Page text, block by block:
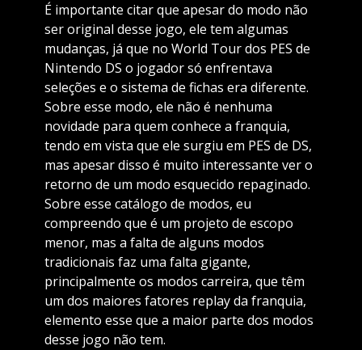
É importante citar que apesar do modo não
ser original desse jogo, ele tem algumas
mudanças, já que no World Tour dos PES de
Nintendo DS o jogador só enfrentava
seleções e o sistema de fichas era diferente.
Sobre esse modo, ele não é nenhuma
novidade para quem conhece a franquia,
tendo em vista que ele surgiu em PES de DS,
mas apesar disso é muito interessante ver o
retorno de um modo esquecido repaginado.
Sobre esse catálogo de modos, eu
compreendo que é um projeto de escopo
menor, mas a falta de alguns modos
tradicionais faz uma falta gigante,
principalmente os modos carreira, que têm
um dos maiores fatores replay da franquia,
elemento esse que a maior parte dos modos
desse jogo não tem.